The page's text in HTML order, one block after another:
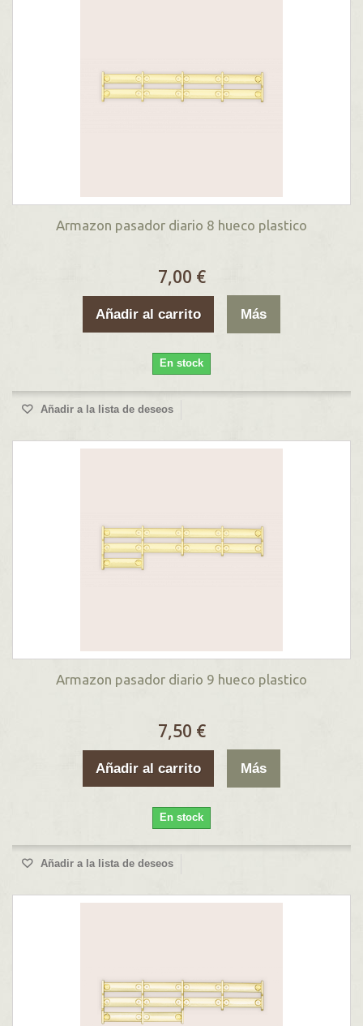
Armazon pasador diario 8 hueco plastico
7,00 €
Añadir al carrito Más
En stock
Añadir a la lista de deseos
Armazon pasador diario 9 hueco plastico
7,50 €
Añadir al carrito Más
En stock
Añadir a la lista de deseos